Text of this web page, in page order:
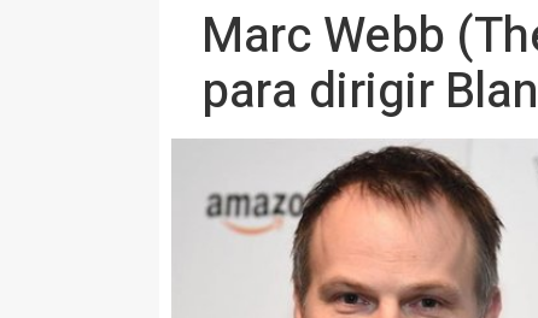
Marc Webb
para dirigir